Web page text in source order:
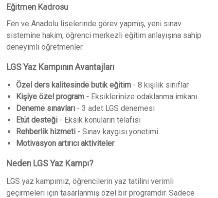
Eğitmen Kadrosu
Fen ve Anadolu liselerinde görev yapmış, yeni sınav
sistemine hakim, öğrenci merkezli eğitim anlayışına sahip
deneyimli öğretmenler.
LGS Yaz Kampının Avantajları
Özel ders kalitesinde butik eğitim- 8 kişilik sınıflar
Kişiye özel program- Eksiklerinize odaklanma imkanı
Deneme sınavları- 3 adet LGS denemesi
Etüt desteği- Eksik konuların telafisi
Rehberlik hizmeti- Sınav kaygısı yönetimi
Motivasyon artırıcı aktiviteler
Neden LGS Yaz Kampı?
LGS yaz kampımız, öğrencilerin yaz tatilini verimli
geçirmeleri için tasarlanmış özel bir programdır. Sadece